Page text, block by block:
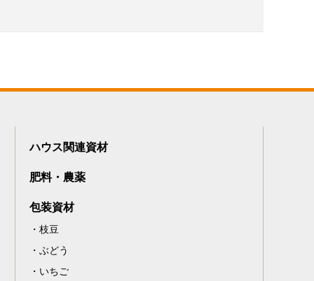
ハウス関連資材
肥料・農薬
包装資材
枝豆
ぶどう
いちご